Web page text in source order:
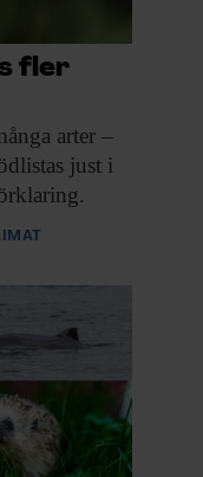
fler
arter –
just i